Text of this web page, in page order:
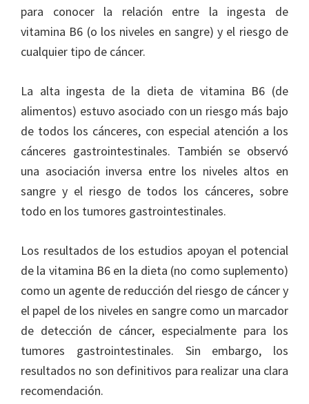
para conocer la relación entre la ingesta de
vitamina B6 (o los niveles en sangre) y el riesgo de
cualquier tipo de cáncer.
La alta ingesta de la dieta de vitamina B6 (de
alimentos) estuvo asociado con un riesgo más bajo
de todos los cánceres, con especial atención a los
cánceres gastrointestinales. También se observó
una asociación inversa entre los niveles altos en
sangre y el riesgo de todos los cánceres, sobre
todo en los tumores gastrointestinales.
Los resultados de los estudios apoyan el potencial
de la vitamina B6 en la dieta (no como suplemento)
como un agente de reducción del riesgo de cáncer y
el papel de los niveles en sangre como un marcador
de detección de cáncer, especialmente para los
tumores gastrointestinales. Sin embargo, los
resultados no son definitivos para realizar una clara
recomendación.